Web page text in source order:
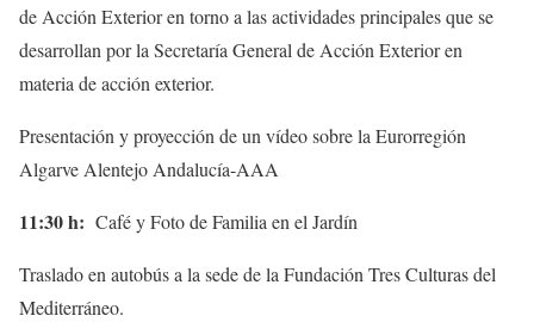
de Acción Exterior en torno a las actividades principales que se
desarrollan por la Secretaría General de Acción Exterior en
materia de acción exterior.
Presentación y proyección de un vídeo sobre la Eurorregión
Algarve Alentejo Andalucía-AAA
11:30 h: Café y Foto de Familia en el Jardín
Traslado en autobús a la sede de la Fundación Tres Culturas del
Mediterráneo.